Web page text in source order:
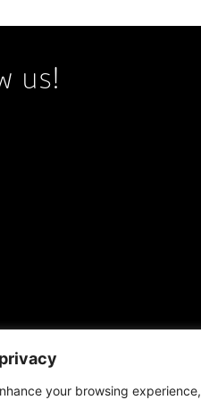
your browsing experience,
us!